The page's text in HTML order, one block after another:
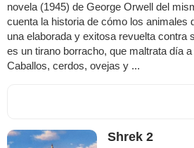
novela (1945) de George Orwell del
cuenta la historia de cómo los animales
una elaborada y exitosa revuelta contra
es un tirano borracho, que maltrata día
Caballos, cerdos, ovejas y ...
Shrek 2